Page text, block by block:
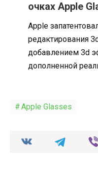
очках Apple
Apple
редактирования
добавлением 3d
дополненной
Apple Glasses